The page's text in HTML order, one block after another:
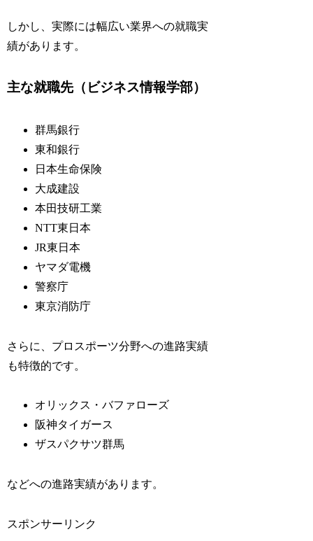
しかし、実際には幅広い業界への就職実
績があります。
主な就職先（ビジネス情報学部）
群馬銀行
東和銀行
日本生命保険
大成建設
本田技研工業
NTT東日本
JR東日本
ヤマダ電機
警察庁
東京消防庁
さらに、プロスポーツ分野への進路実績
も特徴的です。
オリックス・バファローズ
阪神タイガース
ザスパクサツ群馬
などへの進路実績があります。
スポンサーリンク